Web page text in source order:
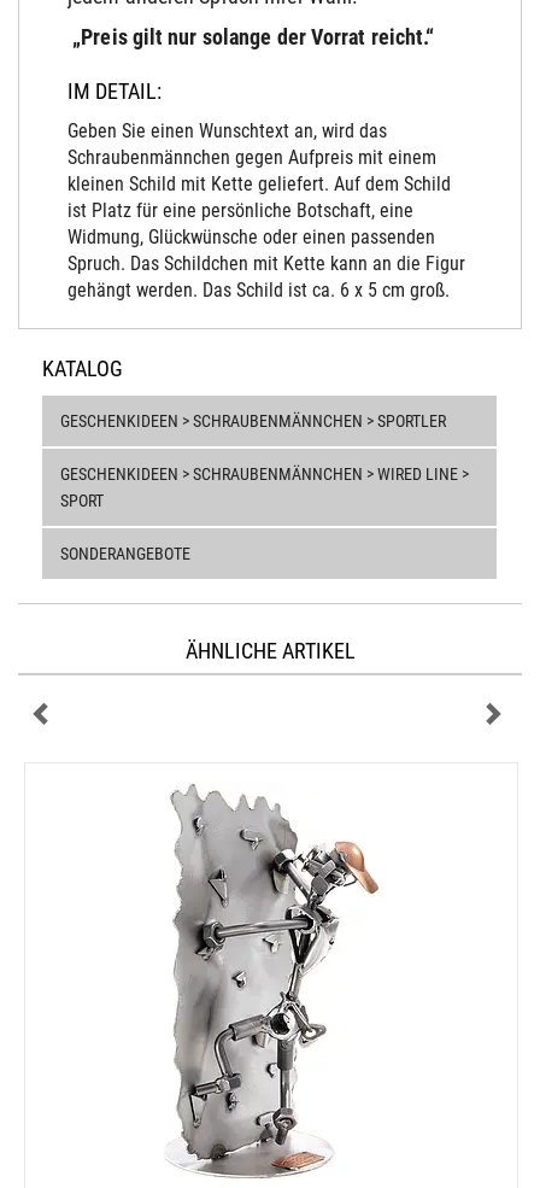
„Preis gilt nur solange der Vorrat reicht.“
IM DETAIL:
Geben Sie einen Wunschtext an, wird das
Schraubenmännchen gegen Aufpreis mit einem
kleinen Schild mit Kette geliefert. Auf dem Schild
ist Platz für eine persönliche Botschaft, eine
Widmung, Glückwünsche oder einen passenden
Spruch. Das Schildchen mit Kette kann an die Figur
gehängt werden. Das Schild ist ca. 6 x 5 cm groß.
KATALOG
GESCHENKIDEEN > SCHRAUBENMÄNNCHEN > SPORTLER
GESCHENKIDEEN > SCHRAUBENMÄNNCHEN > WIRED LINE >
SPORT
SONDERANGEBOTE
ÄHNLICHE ARTIKEL